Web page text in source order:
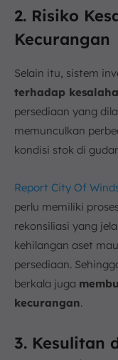
2. Risiko
Kecurangan
Selain itu, sistem
terhadap
persediaan yang
memunculkan
kondisi stok di
Report City Of
perlu memiliki
rekonsiliasi yang
kehilangan aset
persediaan.
berkala juga
kecurangan.
3. Kesulitan